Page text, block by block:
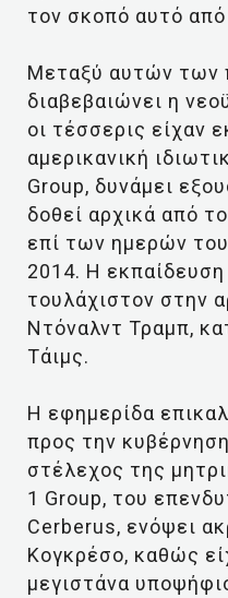
τον σκοπό αυτό από
Μεταξύ αυτών των
διαβεβαιώνει η
οι τέσσερις είχαν
αμερικανική
Group, δυνάμει
δοθεί αρχικά από
επί των ημερών
2014. Η εκπαίδευση
τουλάχιστον στην
Ντόναλντ Τραμπ,
Τάιμς.
Η εφημερίδα
προς την
στέλεχος της
1 Group, του
Cerberus, ενόψει
Κογκρέσο, καθώς
μεγιστάνα